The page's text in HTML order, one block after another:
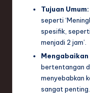
Tujuan Umum:
seperti
spesifik,
menjadi 2 jam’.
Mengabaikan
bertentangan
menyebabkan
sangat penting.